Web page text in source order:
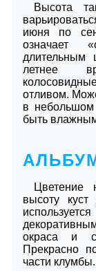
Высота
июня по
означает
длительным
летнее
отливом.
в небольшом
быть
Цветение
высоту
окраса и с
Прекрасно
части клумбы.